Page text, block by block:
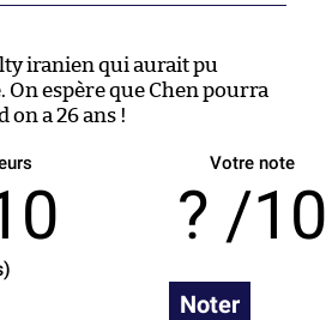
iranien qui aurait pu
espère que Chen pourra
on a 26 ans !
Votre note
/10
Noter